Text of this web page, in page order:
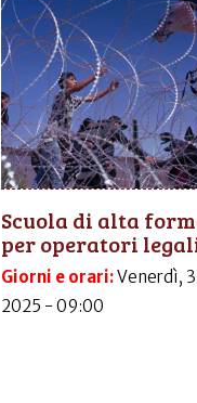
Scuola di alta
per operatori
Giorni e orari:Venerdì,
2025 - 09:00